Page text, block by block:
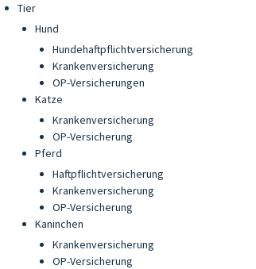
Tier
Hund
Hundehaftpflichtversicherung
Krankenversicherung
OP-Versicherungen
Katze
Krankenversicherung
OP-Versicherung
Pferd
Haftpflichtversicherung
Krankenversicherung
OP-Versicherung
Kaninchen
Krankenversicherung
OP-Versicherung